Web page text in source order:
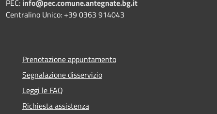
PEC: info@pec.comune.antegnate.bg.it
Centralino Unico: +39 0363 914043
Prenotazione appuntamento
Segnalazione disservizio
Leggi le FAQ
Richiesta assistenza